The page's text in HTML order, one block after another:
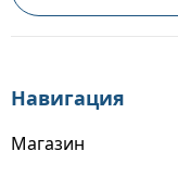
Навигация
Магазин